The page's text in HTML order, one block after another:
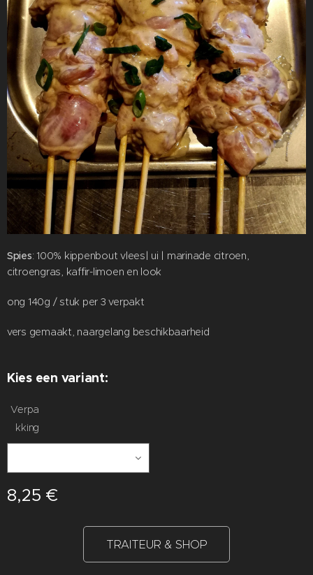
Spies: 100% kippenbout vlees| ui | marinade citroen,
citroengras, kaffir-limoen en look
ong 140g / stuk per 3 verpakt
vers gemaakt, naargelang beschikbaarheid
Kies een variant:
Verpa
kking
8,25 €
TRAITEUR & SHOP